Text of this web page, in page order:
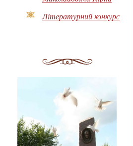
Літературний конкурс